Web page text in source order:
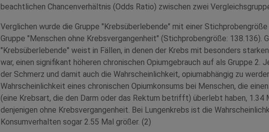
beachtlichen Chancenverhältnis (Odds Ratio) zwischen zwei
Verglichen wurde die Gruppe "Krebsüberlebende" mit einer
Gruppe "Menschen ohne Krebsvergangenheit" (Stichprobengröße: 138.136).
"Krebsüberlebende" weist in Fällen, in denen der Krebs mit besonders
war, einen signifikant höheren chronischen Opiumgebrauch auf als Gruppe 2.
der Schmerz und damit auch die Wahrscheinlichkeit, opiumabhängig zu
Wahrscheinlichkeit eines chronischen Opiumkonsums bei Menschen, die
(eine Krebsart, die den Darm oder das Rektum betrifft) überlebt haben, 1.34
denjenigen ohne Krebsvergangenheit. Bei Lungenkrebs ist die
Konsumverhalten sogar 2.55 Mal größer. (2)